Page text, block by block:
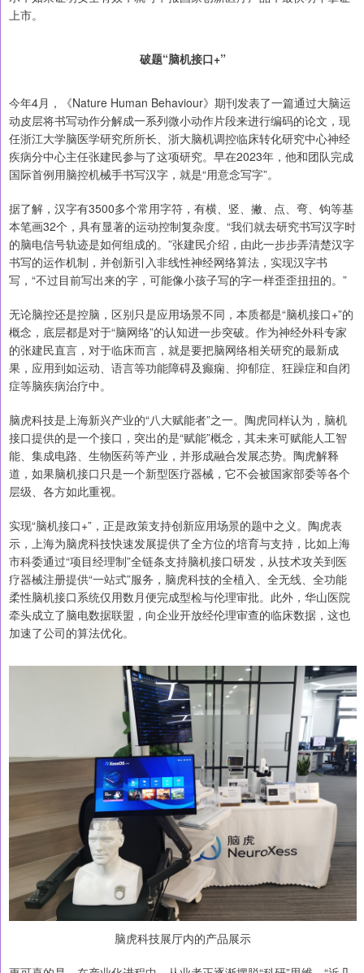
上市。
破题“脑机接口+”
今年4月，《Nature Human Behaviour》期刊发表了一篇通过大脑运
动皮层将书写动作分解成一系列微小动作片段来进行编码的论文，现
任浙江大学脑医学研究所所长、浙大脑机调控临床转化研究中心神经
疾病分中心主任张建民参与了这项研究。早在2023年，他和团队完成
国际首例用脑控机械手书写汉字，就是“用意念写字”。
据了解，汉字有3500多个常用字符，有横、竖、撇、点、弯、钩等基
本笔画32个，具有显著的运动控制复杂度。“我们就去研究书写汉字时
的脑电信号轨迹是如何组成的。”张建民介绍，由此一步步弄清楚汉字
书写的运作机制，并创新引入非线性神经网络算法，实现汉字书
写，“不过目前写出来的字，可能像小孩子写的字一样歪歪扭扭的。”
无论脑控还是控脑，区别只是应用场景不同，本质都是“脑机接口+”的
概念，底层都是对于“脑网络”的认知进一步突破。作为神经外科专家
的张建民直言，对于临床而言，就是要把脑网络相关研究的最新成
果，应用到如运动、语言等功能障碍及癫痫、抑郁症、狂躁症和自闭
症等脑疾病治疗中。
脑虎科技是上海新兴产业的“八大赋能者”之一。陶虎同样认为，脑机
接口提供的是一个接口，突出的是“赋能”概念，其未来可赋能人工智
能、集成电路、生物医药等产业，并形成融合发展态势。陶虎解释
道，如果脑机接口只是一个新型医疗器械，它不会被国家部委等各个
层级、各方如此重视。
实现“脑机接口+”，正是政策支持创新应用场景的题中之义。陶虎表
示，上海为脑虎科技快速发展提供了全方位的培育与支持，比如上海
市科委通过“项目经理制”全链条支持脑机接口研发，从技术攻关到医
疗器械注册提供“一站式”服务，脑虎科技的全植入、全无线、全功能
柔性脑机接口系统仅用数月便完成型检与伦理审批。此外，华山医院
牵头成立了脑电数据联盟，向企业开放经伦理审查的临床数据，这也
加速了公司的算法优化。
脑虎科技展厅内的产品展示